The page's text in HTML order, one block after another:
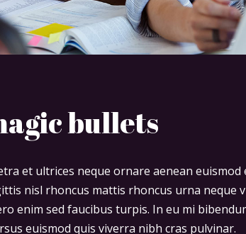
bullets
et ultrices neque ornare aenean euismod
nisl rhoncus mattis rhoncus urna neque
enim sed faucibus turpis. In eu mi
euismod quis viverra nibh cras pulvinar.